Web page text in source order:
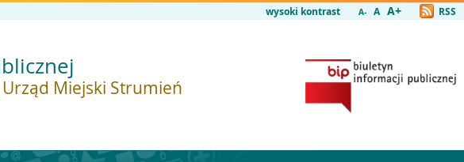
wysoki kontrast A- A A+ RSS
Miejski Strumień